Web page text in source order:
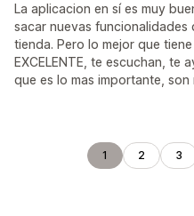
La aplicacion en sí es muy
sacar nuevas funcionalidades
tienda. Pero lo mejor que
EXCELENTE, te escuchan, te
que es lo mas importante,
1 2 3